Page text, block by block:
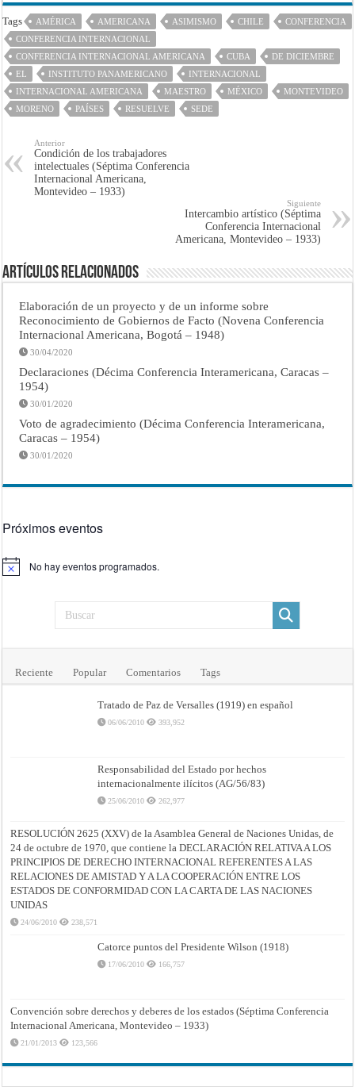
Tags AMÉRICA AMERICANA ASIMISMO CHILE
CONFERENCIA
CONFERENCIA INTERNACIONAL
CONFERENCIA INTERNACIONAL AMERICANA
CUBA
DE DICIEMBRE
EL
INSTITUTO PANAMERICANO
INTERNACIONAL
INTERNACIONAL AMERICANA
MAESTRO MÉXICO
MONTEVIDEO
MORENO
PAÍSES RESUELVE SEDE
Anterior
Condición de los trabajadores
intelectuales (Séptima Conferencia
Internacional Americana,
Montevideo – 1933)
Siguiente
Intercambio artístico (Séptima
Conferencia Internacional
Americana, Montevideo – 1933)
Artículos Relacionados
Elaboración de un proyecto y de un informe sobre
Reconocimiento de Gobiernos de Facto (Novena Conferencia
Internacional Americana, Bogotá – 1948)
30/04/2020
Declaraciones (Décima Conferencia Interamericana, Caracas –
1954)
30/01/2020
Voto de agradecimiento (Décima Conferencia Interamericana,
Caracas – 1954)
30/01/2020
Próximos eventos
Aviso No hay eventos programados.
Reciente Popular Comentarios Tags
Tratado de Paz de Versalles (1919) en español
06/06/2010 393,952
Responsabilidad del Estado por hechos
internacionalmente ilícitos (AG/56/83)
25/06/2010 262,977
RESOLUCIÓN 2625 (XXV) de la Asamblea General de Naciones Unidas, de
24 de octubre de 1970, que contiene la DECLARACIÓN RELATIVA A LOS
PRINCIPIOS DE DERECHO INTERNACIONAL REFERENTES A LAS
RELACIONES DE AMISTAD Y A LA COOPERACIÓN ENTRE LOS
ESTADOS DE CONFORMIDAD CON LA CARTA DE LAS NACIONES
UNIDAS
24/06/2010 238,571
Catorce puntos del Presidente Wilson (1918)
17/06/2010 166,757
Convención sobre derechos y deberes de los estados (Séptima Conferencia
Internacional Americana, Montevideo – 1933)
21/01/2013 123,566